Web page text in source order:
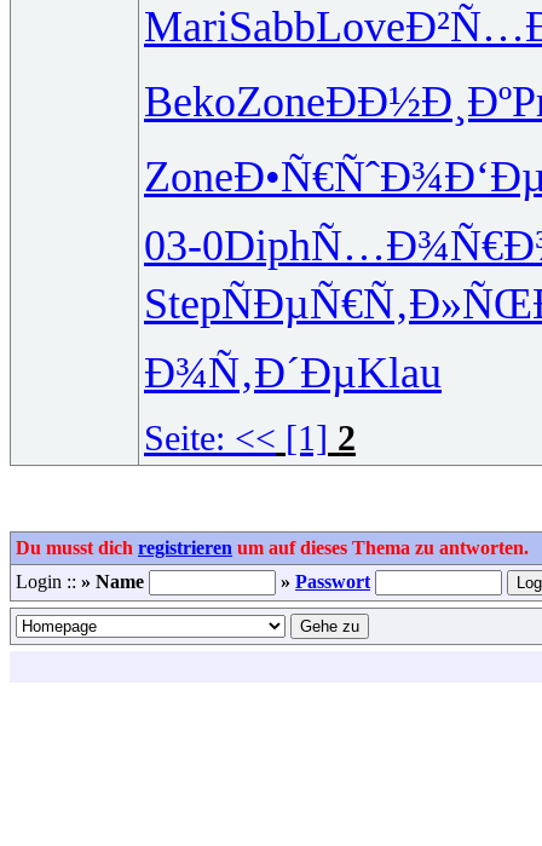
MariSabbLove
BekoZoneÐÐ½Ð¸Ðº
ZoneÐ•Ñ€ÑˆÐ¾
03-0Diph
StepÑÐµÑ€Ñ‚
Ð¾Ñ‚Ð´ÐµKlau
Seite: << [1] 2
Du musst dich registrieren um auf dieses Thema zu antworten.
Login :: » Name » Passwort